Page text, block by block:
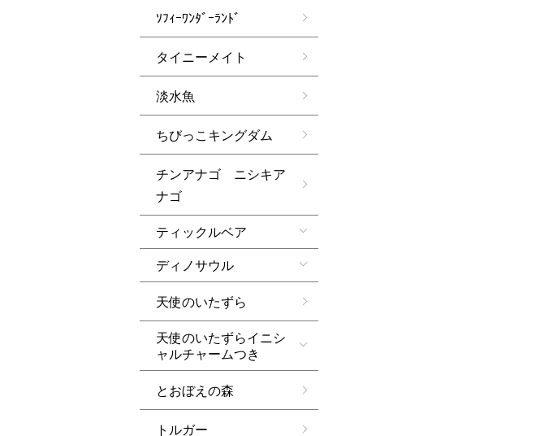
ｿﾌｨｰﾜﾝﾀﾞｰﾗﾝﾄﾞ
タイニーメイト
淡水魚
ちびっこキングダム
チンアナゴ ニシキア
ナゴ
ティックルベア
ディノサウル
天使のいたずら
天使のいたずらイニシ
ャルチャームつき
とおぼえの森
トルガー